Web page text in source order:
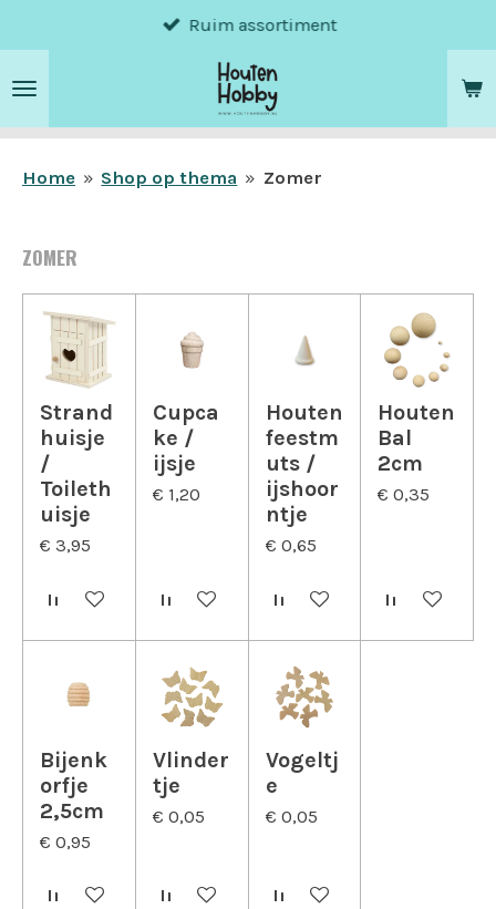
direct
naar
Ruim assortiment
Home » Shop op thema » Zomer
ZOMER
Strand
huisje
/
Toileth
uisje
€ 3,95
In winkelwagen
Cupca
ke /
ijsje
€ 1,20
In winkelwagen
Houten
feestm
uts /
ijshoor
ntje
€ 0,65
In winkelwagen
Houten
Bal
2cm
€ 0,35
In
Bijenk
orfje
2,5cm
€ 0,95
In winkelwagen
Vlinder
tje
€ 0,05
In winkelwagen
Vogeltj
e
€ 0,05
In winkelwagen